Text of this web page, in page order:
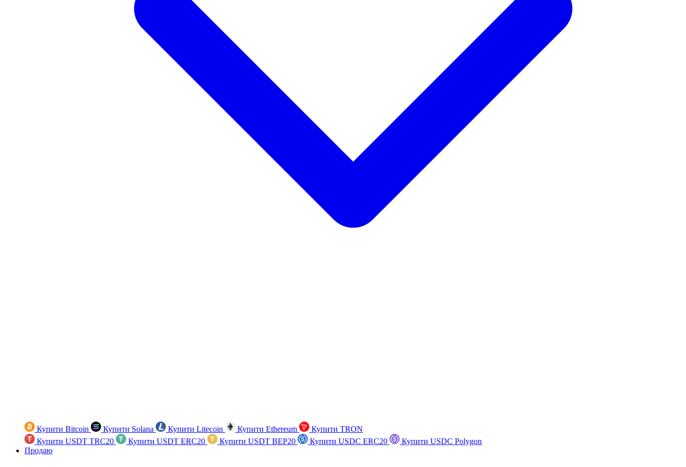
Купити Bitcoin Купити Solana Купити Litecoin Купити Ethereum
Купити TRON
Купити USDT TRC20
Купити USDT ERC20 Купити USDT BEP20 Купити USDC ERC20
Купити USDC Polygon
Продаю